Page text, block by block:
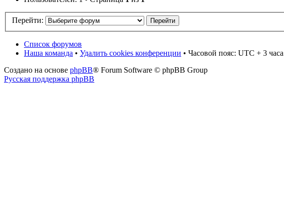
Перейти:
Список форумов
Наша команда • Удалить cookies конференции • Часовой пояс: UTC + 3 часа
Создано на основе phpBB® Forum Software © phpBB Group
Русская поддержка phpBB